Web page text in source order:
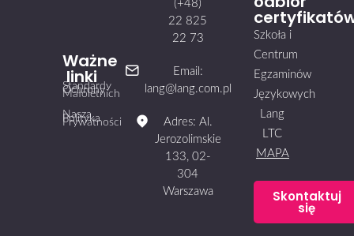
Ważne
linki
Standardy
Ochrony
Małoletnich
Nasza
Polityka
Prywatności
(+48)
22 825
22 73
Email:
lang@lang.com.pl
Adres: Al.
Jerozolimskie
133, 02-
304
Warszawa
Szkoła i
Centrum
Egzaminów
Językowych
Lang
LTC
MAPA
Skontaktuj
się